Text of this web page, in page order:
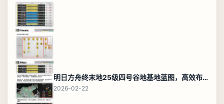
明日方舟终末地25级四号谷地基地蓝图，高效布局规划
2026-02-22